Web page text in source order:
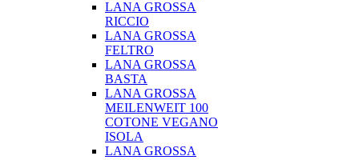
LANA GROSSA
RICCIO
LANA GROSSA
FELTRO
LANA GROSSA
BASTA
LANA GROSSA
MEILENWEIT 100
COTONE VEGANO
ISOLA
LANA GROSSA